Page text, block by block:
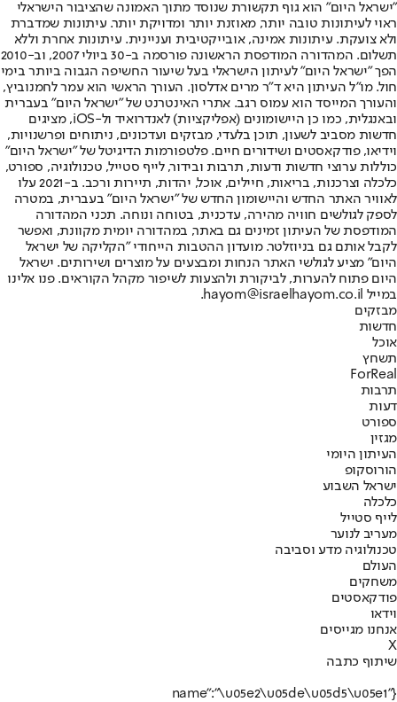
"ישראל היום" הוא גוף תקשורת שנוסד מתוך האמונה שהציבור הישראלי
ראוי לעיתונות טובה יותר, מאוזנת יותר ומדויקת יותר. עיתונות שמדברת
ולא צועקת. עיתונות אמינה, אובייקטיבית ועניינית. עיתונות אחרת וללא
תשלום. המהדורה המודפסת הראשונה פורסמה ב-30 ביולי 2007, וב-2010
הפך "ישראל היום" לעיתון הישראלי בעל שיעור החשיפה הגבוה ביותר בימי
חול. מו"ל העיתון היא ד"ר מרים אדלסון. העורך הראשי הוא עמר לחמנוביץ,
והעורך המייסד הוא עמוס רגב. אתרי האינטרנט של "ישראל היום" בעברית
ובאנגלית, כמו כן היישומונים (אפליקציות) לאנדרואיד ול-iOS, מציגים
חדשות מסביב לשעון, תוכן בלעדי, מבזקים ועדכונים, ניתוחים ופרשנויות,
וידיאו, פודקאסטים ושידורים חיים. פלטפורמות הדיגיטל של "ישראל היום"
כוללות ערוצי חדשות ודעות, תרבות ובידור, לייף סטייל, טכנולוגיה, ספורט,
כלכלה וצרכנות, בריאות, חיילים, אוכל, יהדות, תיירות ורכב. ב-2021 עלו
לאוויר האתר החדש והיישומון החדש של "ישראל היום" בעברית, במטרה
לספק לגולשים חוויה מהירה, עדכנית, בטוחה ונוחה. תכני המהדורה
המודפסת של העיתון זמינים גם באתר, במהדורה יומית מקוונת, ואפשר
לקבל אותם גם בניוזלטר. מועדון ההטבות הייחודי "הקליקה של ישראל
היום" מציע לגולשי האתר הנחות ומבצעים על מוצרים ושירותים. ישראל
היום פתוח להערות, לביקורת ולהצעות לשיפור מקהל הקוראים. פנו אלינו
במייל hayom@israelhayom.co.il.
מבזקים
חדשות
אוכל
תשחץ
ForReal
תרבות
דעות
ספורט
מגזין
העיתון היומי
הורוסקופ
ישראל השבוע
כלכלה
לייף סטייל
מעריב לנוער
טכנולוגיה מדע וסביבה
העולם
משחקים
פודקאסטים
וידאו
אנחנו מגייסים
X
שיתוף כתבה
{"name":"\u05e2\u05de\u05d5\u05e1